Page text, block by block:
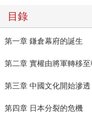
目錄
第一章 鎌倉幕府的誕生
第二章 實權由將軍轉移至
第三章 中國文化開始滲透
第四章 日本分裂的危機